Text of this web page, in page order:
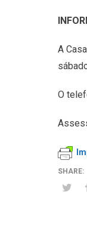
A
O